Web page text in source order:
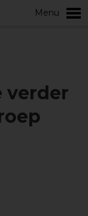
Menu
verder